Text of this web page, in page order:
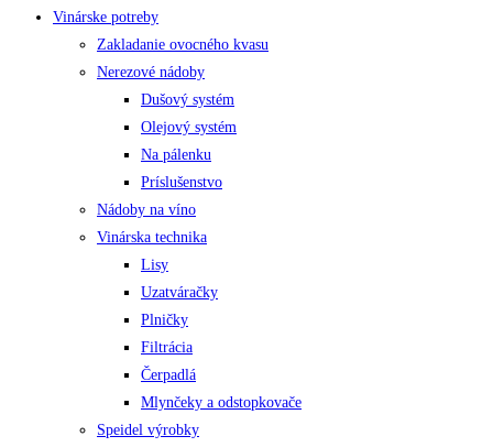
Vinárske potreby
Zakladanie ovocného kvasu
Nerezové nádoby
Dušový systém
Olejový systém
Na pálenku
Príslušenstvo
Nádoby na víno
Vinárska technika
Lisy
Uzatváračky
Plničky
Filtrácia
Čerpadlá
Mlynčeky a odstopkovače
Speidel výrobky